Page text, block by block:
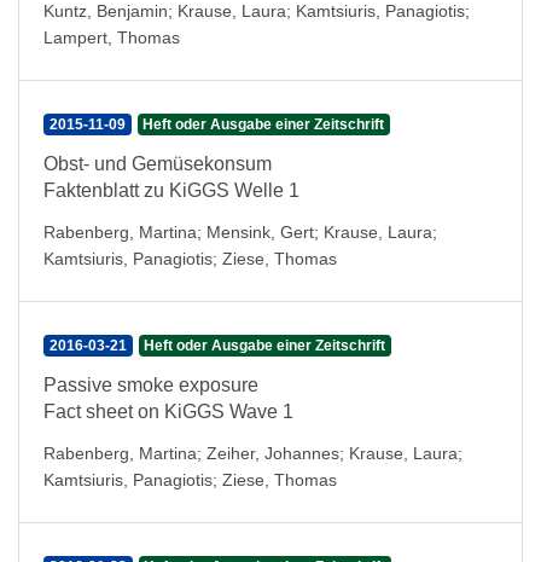
Kuntz, Benjamin; Krause, Laura; Kamtsiuris, Panagiotis;
Lampert, Thomas
2015-11-09 Heft oder Ausgabe einer Zeitschrift
Obst- und Gemüsekonsum
Faktenblatt zu KiGGS Welle 1
Rabenberg, Martina; Mensink, Gert; Krause, Laura;
Kamtsiuris, Panagiotis; Ziese, Thomas
2016-03-21 Heft oder Ausgabe einer Zeitschrift
Passive smoke exposure
Fact sheet on KiGGS Wave 1
Rabenberg, Martina; Zeiher, Johannes; Krause, Laura;
Kamtsiuris, Panagiotis; Ziese, Thomas